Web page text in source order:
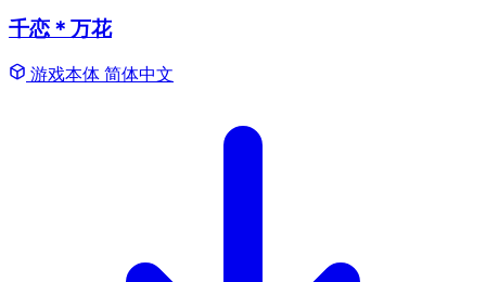
千恋＊万花
游戏本体 简体中文